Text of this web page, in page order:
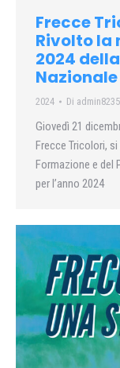
Frecce
Rivolto la
2024
Nazionale
2024 Di admin8235
Giovedì 21
Frecce Tricolori,
Formazione e del
per l’anno 2024